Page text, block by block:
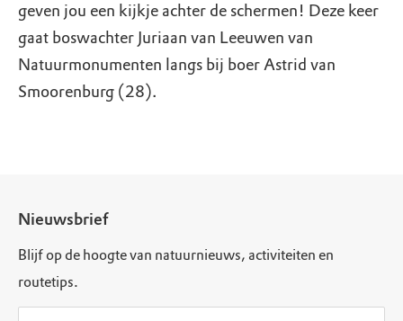
geven jou een kijkje achter de schermen! Deze keer
gaat boswachter Juriaan van Leeuwen van
Natuurmonumenten langs bij boer Astrid van
Smoorenburg (28).
Nieuwsbrief
Blijf op de hoogte van natuurnieuws, activiteiten en
routetips.